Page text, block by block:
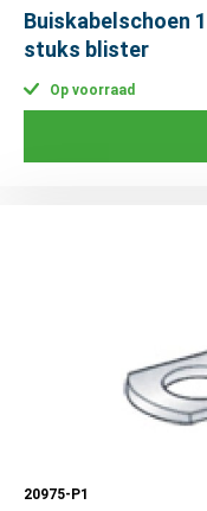
Buiskabelschoen
stuks blister
Op voorraad
20975-P1